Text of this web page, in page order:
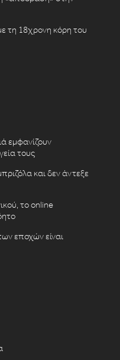
τη 18χρονη κόρη του
εμφανίζουν
τους
και δεν άντεξε
το online
εποχών είναι